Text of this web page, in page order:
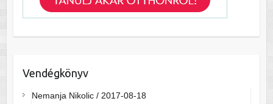
Vendégkönyv
Nemanja Nikolic/ 2017-08-18